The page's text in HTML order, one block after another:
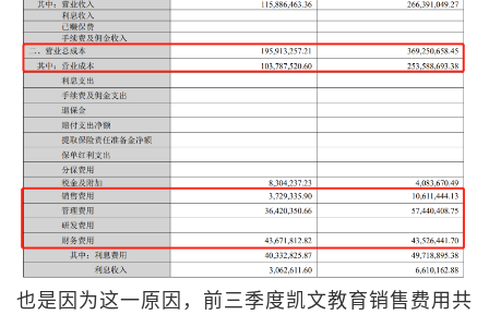
也是因为这一原因，前三季度凯文教育销售费用共